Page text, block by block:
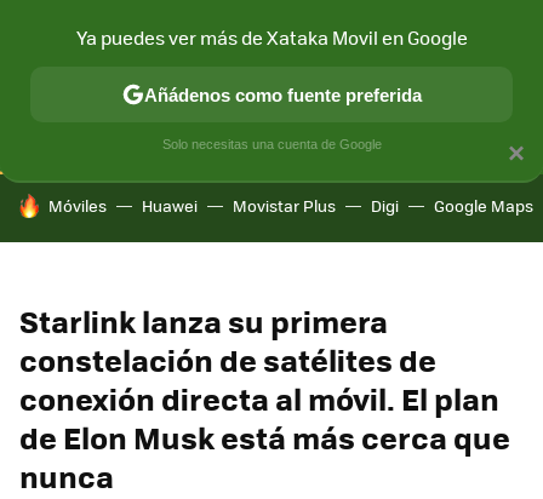
CONECTIVIDAD MÓVIL Y SOCIEDAD APLICACIONES
HOY SE HABLA DE
Móviles Huawei Movistar Plus Digi Google Maps
Starlink lanza su primera
constelación de satélites de
conexión directa al móvil. El plan
de Elon Musk está más cerca que
nunca
×
Ya puedes ver más de Xataka Movil en Google
Añádenos como fuente preferida
Solo necesitas una cuenta de Google